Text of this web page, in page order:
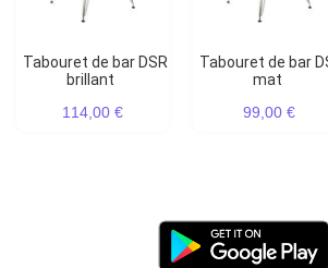
Tabouret de bar DSR
brillant
114,00 €
Tabouret de bar DSR
mat
99,00 €